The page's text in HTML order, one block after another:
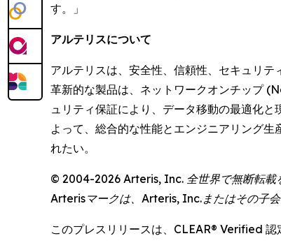
す。」
アルテリスについて
アルテリスは、安全性、信頼性、セキュリ
革新的な製品は、ネットワークオンチップ
ュリティ保証により、データ移動の最適化
よって、総合的な性能とエンジニアリング
れたい。
© 2004-2026 Arteris, Inc. 全世界で無断転
Arterisマークは、Arteris, Inc.またはその子
このプレスリリースは、CLEAR® Verified 認